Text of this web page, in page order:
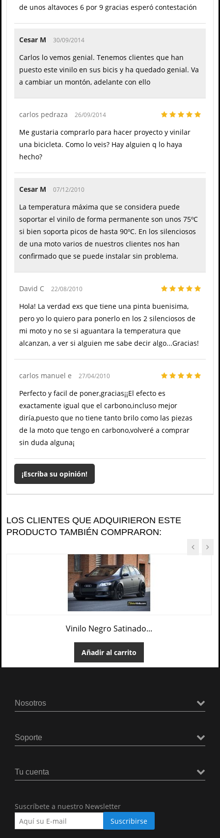
de unos altavoces 6 por 9 gracias esperó contestación
Cesar M 30/09/2014
Carlos lo vemos genial. Tenemos clientes que han
puesto este vinilo en sus bicis y ha quedado genial. Va
a cambiar un montón, adelante con ello
carlos pedraza 26/09/2014
Me gustaria comprarlo para hacer proyecto y vinilar
una bicicleta. Como lo veis? Hay alguien q lo haya
hecho?
Cesar M 07/12/2010
La temperatura máxima que se considera puede
soportar el vinilo de forma permanente son unos 75ºC
si bien soporta picos de hasta 90ºC. En los silenciosos
de una moto varios de nuestros clientes nos han
confirmado que se puede instalar sin problema.
David C 22/08/2010
Hola! La verdad exs que tiene una pinta buenisima,
pero yo lo quiero para ponerlo en los 2 silenciosos de
mi moto y no se si aguantara la temperatura que
alcanzan, a ver si alguien me sabe decir algo...Gracias!
carlos manuel e 27/04/2010
Perfecto y facil de poner,gracias¡¡El efecto es
exactamente igual que el carbono,incluso mejor
diría,puesto que no tiene tanto brilo como las piezas
de la moto que tengo en carbono,volveré a comprar
sin duda alguna¡
¡Escriba su opinión!
LOS CLIENTES QUE ADQUIRIERON ESTE
PRODUCTO TAMBIÉN COMPRARON:
Vinilo Negro Satinado...
Añadir al carrito
Nosotros
Soporte
Tu cuenta
Suscríbete a nuestro Newsletter